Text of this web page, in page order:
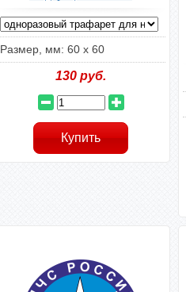
Размер, мм: 60 x 60
130 руб.